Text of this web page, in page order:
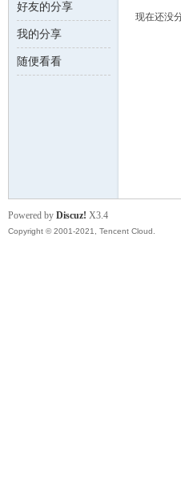
数 ›
好友的分享
我的分享
随便看看
现在还没
Powered by Discuz! X3.4
Copyright © 2001-2021, Tencent Cloud.